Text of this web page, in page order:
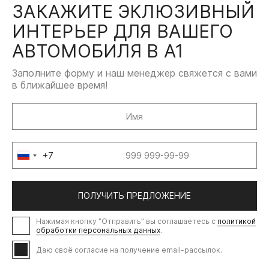
ЗАКАЖИТЕ ЭКЛЮЗИВНЫЙ
ИНТЕРЬЕР ДЛЯ ВАШЕГО
АВТОМОБИЛЯ В А1
Заполните форму и наш менеджер свяжется с вами
в ближайшее время!
Russia
+7
+7
ПОЛУЧИТЬ ПРЕДЛОЖЕНИЕ
Нажимая кнопку ”Отправить” вы соглашаетесь с политикой
обработки персональных данных.
Даю своё согласие на получение email-рассылок.